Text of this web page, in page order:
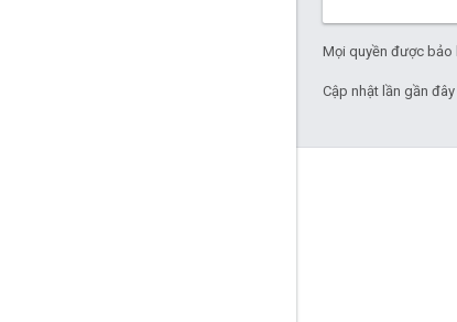
Mọi quyền được bảo
Cập nhật lần gần đây